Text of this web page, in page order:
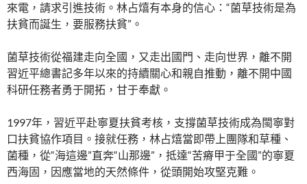
來電，請求引進技術。林占熺有本身的信心：“菌草技術是為
扶貧而誕生，要服務扶貧”。
菌草技術從福建走向全國，又走出國門、走向世界，離不開
習近平總書記多年以來的持續關心和親自推動，離不開中國
科研任務者勇于開拓，甘于奉獻。
1997年，習近平赴寧夏扶貧考核，支撐菌草技術成為閩寧對
口扶貧協作項目。接就任務，林占熺當即帶上團隊和草種、
菌種，從“海這邊”直奔“山那邊”，抵達“苦瘠甲于全國”的寧夏
西海固，因應當地的天然條件，從頭開始攻堅克難。